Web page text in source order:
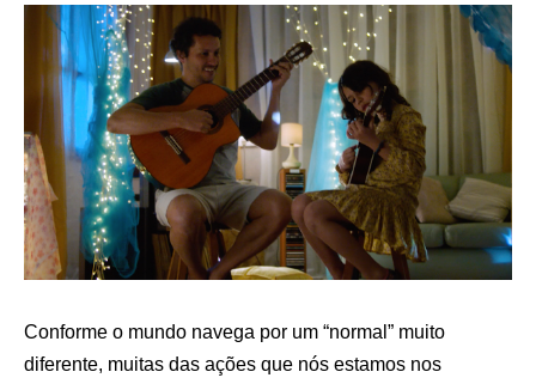
Conforme o mundo navega por um “normal” muito
diferente, muitas das ações que nós estamos nos